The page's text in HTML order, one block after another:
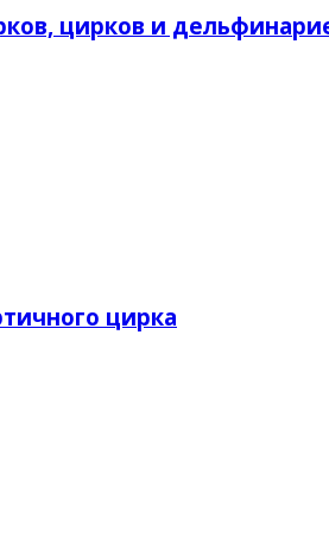
цирков и
цирка